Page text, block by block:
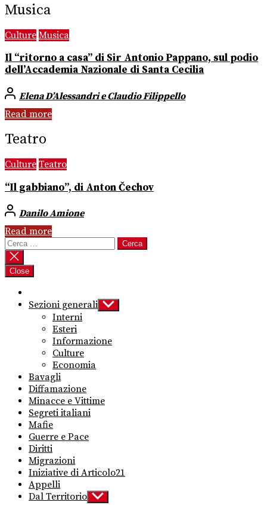
Musica
Culture Musica
Il “ritorno a casa” di Sir Antonio Pappano, sul podio
dell’Accademia Nazionale di Santa Cecilia
Elena D’Alessandri e Claudio Filippello
Read more
Teatro
Culture Teatro
“Il gabbiano”, di Anton Čechov
Danilo Amione
Read more
Ricerca
per:
Close
Sezioni generali Show
sub
Interni
Esteri
Informazione
Culture
Economia
Bavagli
Diffamazione
Minacce e Vittime
Segreti italiani
Mafie
Guerre e Pace
Diritti
Migrazioni
Iniziative di Articolo21
Appelli
Dal Territorio Show